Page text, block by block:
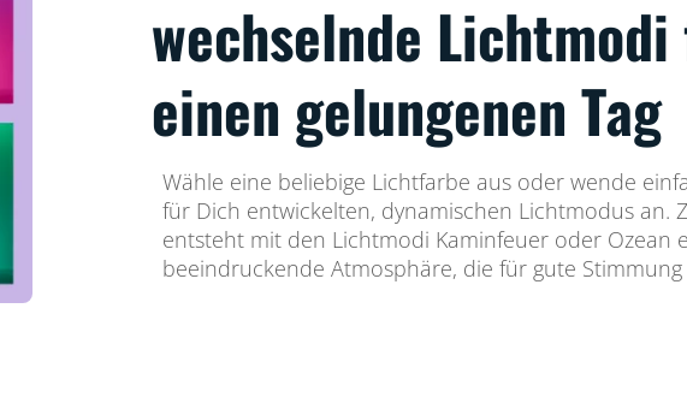
wechselnde
einen gelungenen Tag
Wähle eine beliebige Lichtfarbe aus oder wende
für Dich entwickelten, dynamischen Lichtmodus an.
entsteht mit den Lichtmodi Kaminfeuer oder Ozean
beeindruckende Atmosphäre, die für gute Stimmung